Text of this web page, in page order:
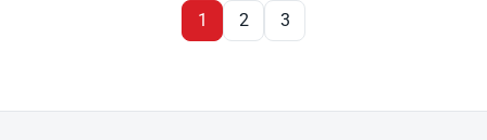
1 2 3